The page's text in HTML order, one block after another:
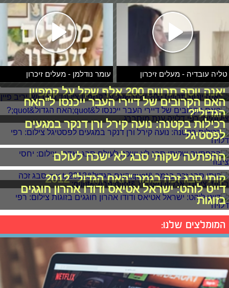
טליה עובדיה - מעלים זיכרון עומר נודלמן - מעלים זיכרון
יאנה יוסף תרוויח 200 אלף שקל על קמפיין
האם הקרובים של דיירי העבר ייכנסו ל"האח
הגדול"?
רכילות בקטנה: נועה קירל ורן דנקר במגעים
לפסטיגל
ההפתעה שקותי סבג לא ישכח לעולם
קותי סבג זכה בגמר "האח הגדול" 2012
דייט לוהט: ישראל אטיאס ודודו אהרון חוגגים
בזוגות
המומלצים שלנו: